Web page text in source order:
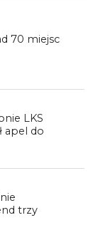
70 miejsc
LKS
apel do
trzy